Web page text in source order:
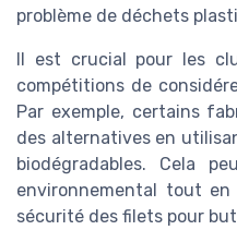
problème de déchets
Il est crucial pour les
compétitions de
Par exemple, certains
des alternatives en
biodégradables. Cela
environnemental tout
sécurité des filets pour